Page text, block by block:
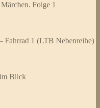
Folge 1
Fahrrad 1 (LTB Nebenreihe)
Blick